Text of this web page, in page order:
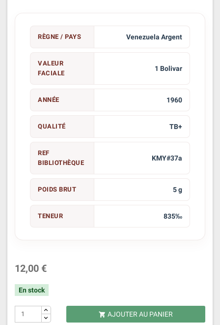
RÈGNE / PAYS Venezuela Argent
VALEUR
FACIALE
1 Bolivar
ANNÉE 1960
QUALITÉ TB+
REF
BIBLIOTHÈQUE
KMY#37a
POIDS BRUT 5 g
TENEUR 835‰
12,00 €
En stock
 AJOUTER AU PANIER